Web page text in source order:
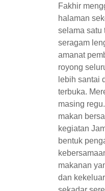
Fakhir
halaman
selama satu
seragam
amanat
royong
lebih santai
terbuka.
masing
makan
kegiatan
bentuk
makanan
dan